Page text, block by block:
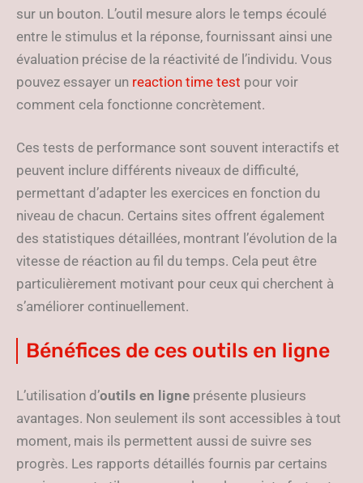
sur un bouton. L’outil mesure alors le temps écoulé
entre le stimulus et la réponse, fournissant ainsi une
évaluation précise de la réactivité de l’individu. Vous
pouvez essayer un reaction time test pour voir
comment cela fonctionne concrètement.
Ces tests de performance sont souvent interactifs et
peuvent inclure différents niveaux de difficulté,
permettant d’adapter les exercices en fonction du
niveau de chacun. Certains sites offrent également
des statistiques détaillées, montrant l’évolution de la
vitesse de réaction au fil du temps. Cela peut être
particulièrement motivant pour ceux qui cherchent à
s’améliorer continuellement.
Bénéfices de ces outils en ligne
L’utilisation d’outils en ligne présente plusieurs
avantages. Non seulement ils sont accessibles à tout
moment, mais ils permettent aussi de suivre ses
progrès. Les rapports détaillés fournis par certains